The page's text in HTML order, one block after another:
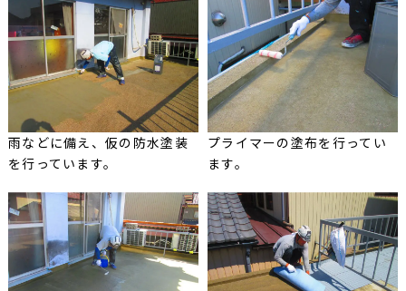
雨などに備え、仮の防水塗装
を行っています。
プライマーの塗布を行ってい
ます。